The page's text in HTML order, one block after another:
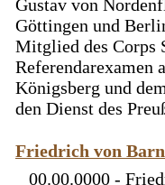
Gustav von
Göttingen und
Mitglied des Corps
Referendarexamen
Königsberg und
den Dienst des
Friedrich von
00.00.0000 -